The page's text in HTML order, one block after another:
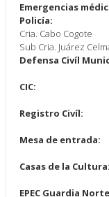
Emergencias
Policía:
Cria. Cabo Cogote
Sub Cria. Juárez
Defensa Civíl
CIC:
Registro Civíl:
Mesa de entrada:
Casas de la Cultura:
EPEC Guardia